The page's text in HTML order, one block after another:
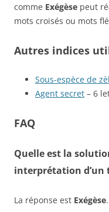
comme Exégèse peut
mots croisés ou mots
Autres indices
Sous-espèce de
Agent secret – 6
FAQ
Quelle est la
interprétation d’un
La réponse est Exégèse.